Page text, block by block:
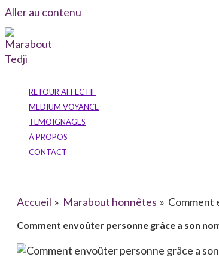
Aller au contenu
RETOUR AFFECTIF
MEDIUM VOYANCE
TEMOIGNAGES
À PROPOS
CONTACT
Accueil Marabout honnêtes Comment
Comment envoûter personne grâce a son